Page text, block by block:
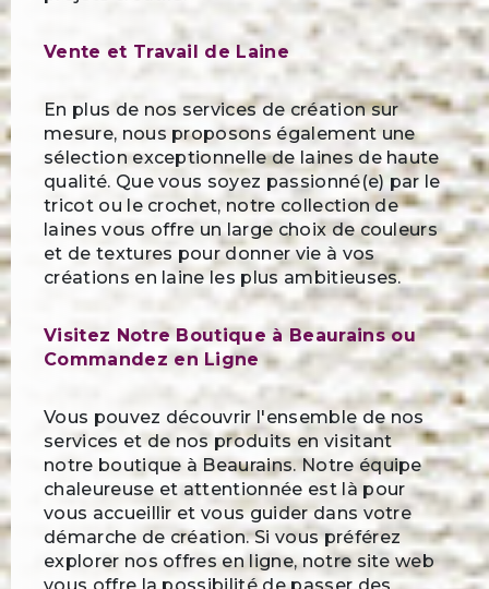
Vente et Travail de Laine
En plus de nos services de création sur
mesure, nous proposons également une
sélection exceptionnelle de laines de haute
qualité. Que vous soyez passionné(e) par le
tricot ou le crochet, notre collection de
laines vous offre un large choix de couleurs
et de textures pour donner vie à vos
créations en laine les plus ambitieuses.
Visitez Notre Boutique à Beaurains ou
Commandez en Ligne
Vous pouvez découvrir l'ensemble de nos
services et de nos produits en visitant
notre boutique à Beaurains. Notre équipe
chaleureuse et attentionnée est là pour
vous accueillir et vous guider dans votre
démarche de création. Si vous préférez
explorer nos offres en ligne, notre site web